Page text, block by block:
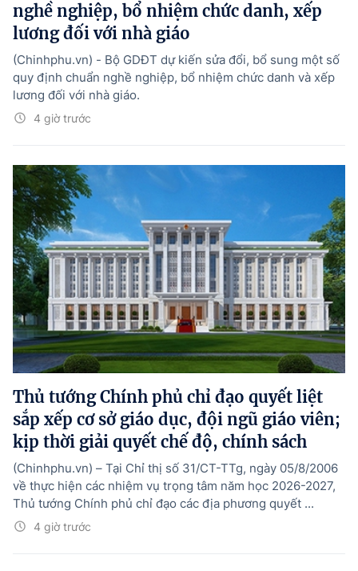
nghề nghiệp, bổ nhiệm chức danh, xếp
lương đối với nhà giáo
4 giờ trước
(Chinhphu.vn) - Bộ GDĐT dự kiến sửa đổi, bổ sung một số
quy định chuẩn nghề nghiệp, bổ nhiệm chức danh và xếp
lương đối với nhà giáo.
Thủ tướng Chính phủ chỉ đạo quyết liệt
sắp xếp cơ sở giáo dục, đội ngũ giáo viên;
kịp thời giải quyết chế độ, chính sách
4 giờ trước
(Chinhphu.vn) – Tại Chỉ thị số 31/CT-TTg, ngày 05/8/2006
về thực hiện các nhiệm vụ trọng tâm năm học 2026-2027,
Thủ tướng Chính phủ chỉ đạo các địa phương quyết ...